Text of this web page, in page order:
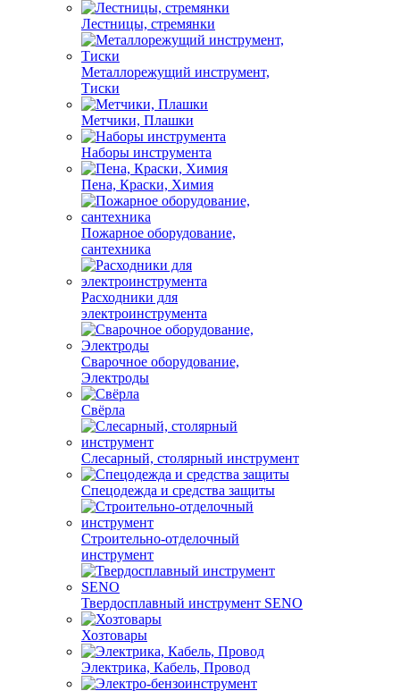
Лестницы, стремянки
Металлорежущий инструмент,
Тиски
Метчики, Плашки
Наборы инструмента
Пена, Краски, Химия
Пожарное оборудование,
сантехника
Расходники для
электроинструмента
Сварочное оборудование,
Электроды
Свёрла
Слесарный, столярный инструмент
Спецодежда и средства защиты
Строительно-отделочный
инструмент
Твердосплавный инструмент SENO
Хозтовары
Электрика, Кабель, Провод